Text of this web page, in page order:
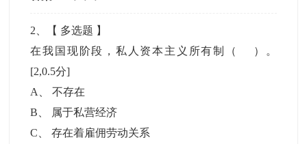
2 、【 多选题 】
在我国现阶段，私人资本主义所有制（ ）。
[2,0.5分]
A
、不存在
B
属于私营经济
C 、存在着雇佣劳动关系